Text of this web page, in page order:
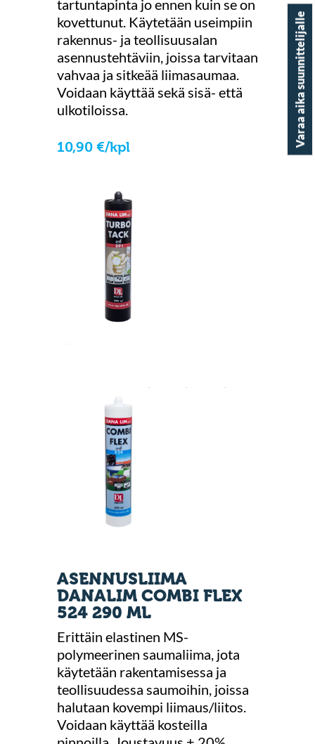
tartuntapinta jo ennen kuin se on
kovettunut. Käytetään useimpiin
rakennus- ja teollisuusalan
asennustehtäviin, joissa tarvitaan
vahvaa ja sitkeää liimasaumaa.
Voidaan käyttää sekä sisä- että
ulkotiloissa.
10,90 €/kpl
ASENNUSLIIMA
DANALIM COMBI FLEX
524 290 ML
Erittäin elastinen MS-
polymeerinen saumaliima, jota
käytetään rakentamisessa ja
teollisuudessa saumoihin, joissa
halutaan kovempi liimaus/liitos.
Voidaan käyttää kosteilla
Varaa aika suunnittelijalle